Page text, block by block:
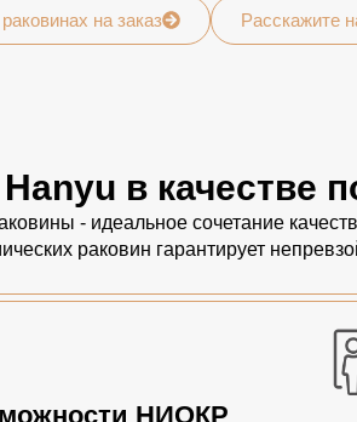
на заказ Расскажите
в качестве
- идеальное сочетание
раковин гарантирует
НИОКР